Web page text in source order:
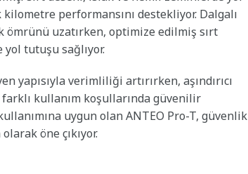
performansını destekliyor. Dalgalı
ömrünü uzatırken, optimize edilmiş sırt
yol tutuşu sağlıyor.
yapısıyla verimliliği artırırken, aşındırıcı
kullanım koşullarında güvenilir
uygun olan ANTEO Pro-T, güvenlik
öne çıkıyor.